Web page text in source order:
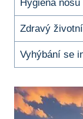
Hygiena⁤ nosu
Zdravý
Vyhýbání se